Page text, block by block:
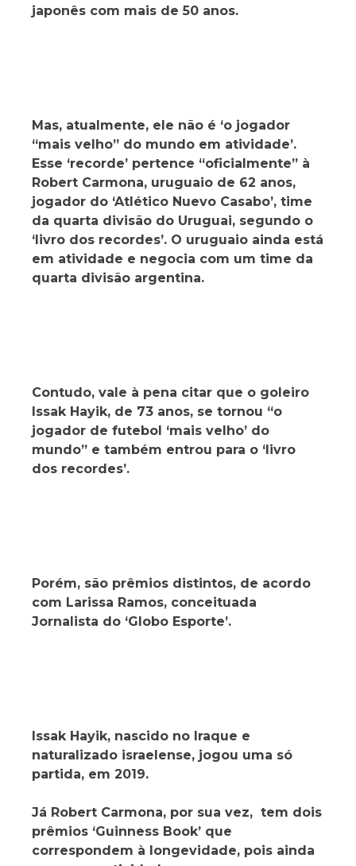
japonês com mais de 50 anos.
Mas, atualmente, ele não é ‘o jogador
“mais velho” do mundo em atividade’.
Esse ‘recorde’ pertence “oficialmente” à
Robert Carmona, uruguaio de 62 anos,
jogador do ‘Atlético Nuevo Casabo’, time
da quarta divisão do Uruguai, segundo o
‘livro dos recordes’. O uruguaio ainda está
em atividade e negocia com um time da
quarta divisão argentina.
Contudo, vale à pena citar que o goleiro
Issak Hayik, de 73 anos, se tornou “o
jogador de futebol ‘mais velho’ do
mundo” e também entrou para o ‘livro
dos recordes’.
Porém, são prêmios distintos, de acordo
com Larissa Ramos, conceituada
Jornalista do ‘Globo Esporte’.
Issak Hayik, nascido no Iraque e
naturalizado israelense, jogou uma só
partida, em 2019.
Já Robert Carmona, por sua vez, tem dois
prêmios ‘Guinness Book’ que
correspondem à longevidade, pois ainda